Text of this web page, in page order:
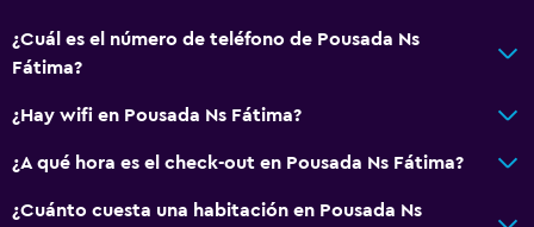
¿Cuál es el número de teléfono de Pousada Ns
Fátima?
¿Hay wifi en Pousada Ns Fátima?
¿A qué hora es el check-out en Pousada Ns Fátima?
¿Cuánto cuesta una habitación en Pousada Ns